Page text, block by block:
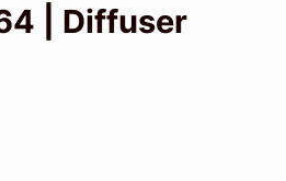
| Diffuser